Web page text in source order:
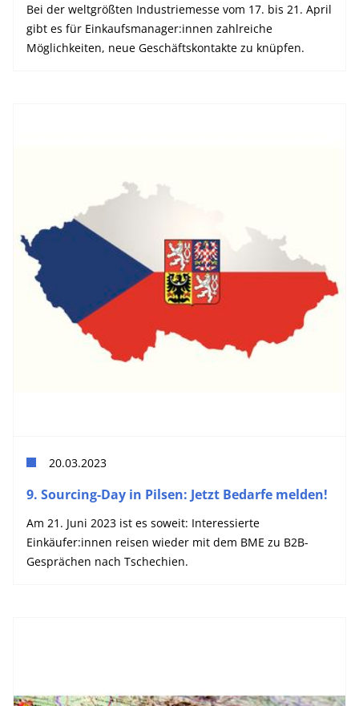
Bei der weltgrößten Industriemesse vom 17. bis 21. April
gibt es für Einkaufsmanager:innen zahlreiche
Möglichkeiten, neue Geschäftskontakte zu knüpfen.
20.03.2023
9. Sourcing-Day in Pilsen: Jetzt Bedarfe melden!
Am 21. Juni 2023 ist es soweit: Interessierte
Einkäufer:innen reisen wieder mit dem BME zu B2B-
Gesprächen nach Tschechien.